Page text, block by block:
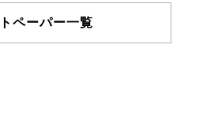
ペーパー一覧